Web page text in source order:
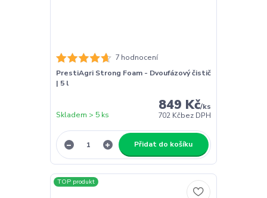
7 hodnocení
PrestiAgri Strong Foam - Dvoufázový čistič
| 5 l
849 Kč/ks
702 Kčbez DPH
Skladem > 5 ks
Přidat do košíku
TOP produkt